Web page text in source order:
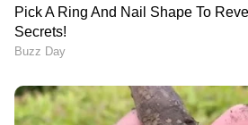
താരന്റെ അമിതവളർച്ചയെ
സഹായിക്കുന്നു. കറ്റാർവാഴ
ചേർത്ത് മിക്സ് ചെയ്ത്
മുടിയിൽ പുരട്ടുക.